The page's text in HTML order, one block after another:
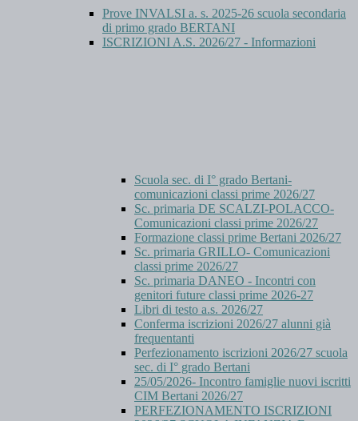
Prove INVALSI a. s. 2025-26 scuola secondaria
di primo grado BERTANI
ISCRIZIONI A.S. 2026/27 - Informazioni
Scuola sec. di I° grado Bertani-
comunicazioni classi prime 2026/27
Sc. primaria DE SCALZI-POLACCO-
Comunicazioni classi prime 2026/27
Formazione classi prime Bertani 2026/27
Sc. primaria GRILLO- Comunicazioni
classi prime 2026/27
Sc. primaria DANEO - Incontri con
genitori future classi prime 2026-27
Libri di testo a.s. 2026/27
Conferma iscrizioni 2026/27 alunni già
frequentanti
Perfezionamento iscrizioni 2026/27 scuola
sec. di I° grado Bertani
25/05/2026- Incontro famiglie nuovi iscritti
CIM Bertani 2026/27
PERFEZIONAMENTO ISCRIZIONI